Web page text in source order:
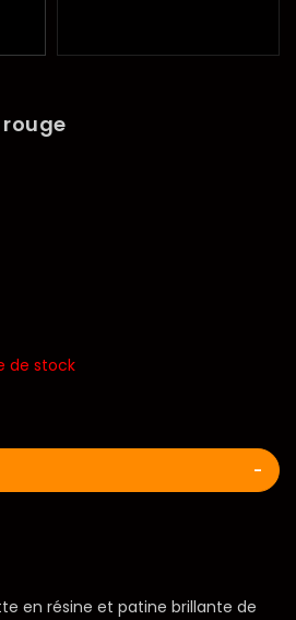
de stock
en résine et patine brillante de